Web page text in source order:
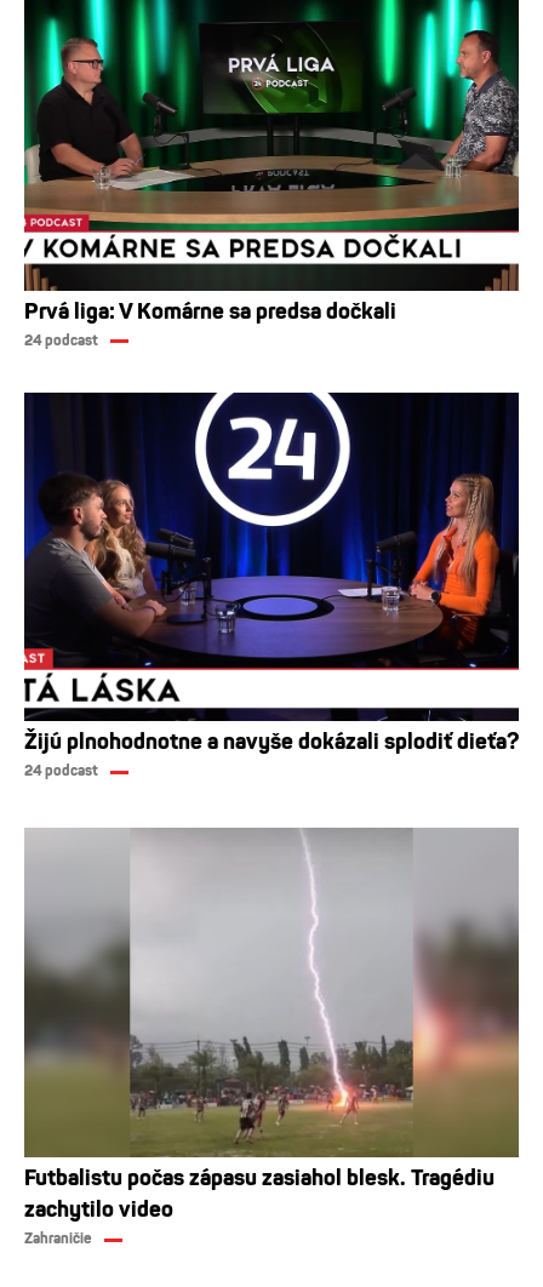
Prvá liga: V Komárne sa predsa dočkali
24 podcast
Žijú plnohodnotne a navyše dokázali splodiť dieťa?
24 podcast
Futbalistu počas zápasu zasiahol blesk. Tragédiu
zachytilo video
Zahraničie